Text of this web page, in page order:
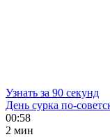
Узнать за 90 секунд
День сурка по-
00:58
2 мин